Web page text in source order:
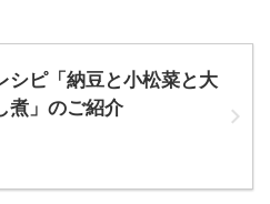
シピ「納豆と小松菜と大
煮」のご紹介